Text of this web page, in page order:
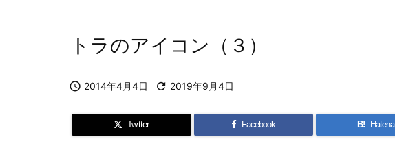
トラのアイコン（３）
 2014年4月4日  2019年9月4日
Twitter Facebook B! Hatena